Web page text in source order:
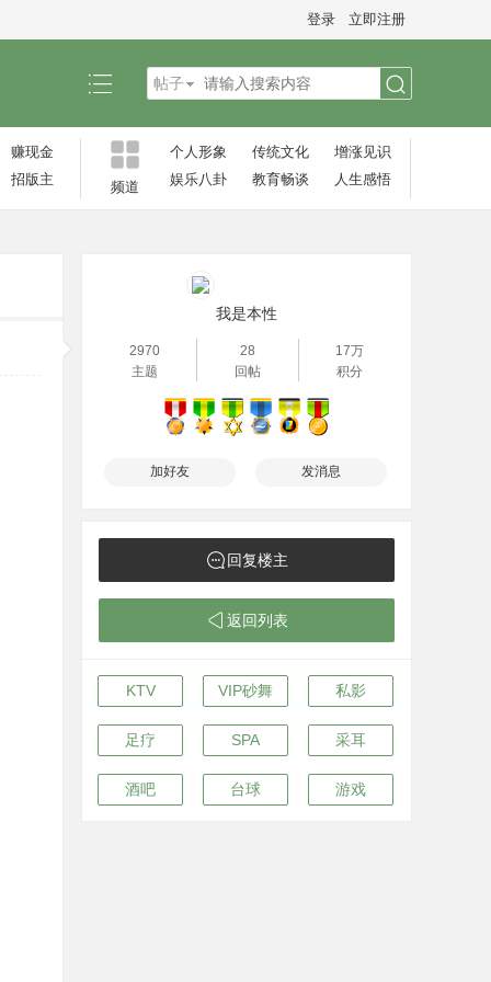
登录 立即注册
帖子
赚现金
招版主 频道
个人形象 传统文化
增涨见识‌
娱乐八卦
教育畅谈 人生感悟
我是本性
2970
主题
28
回帖
17万
积分
加好友 发消息
回复楼主
返回列表
KTV VIP砂舞 私影
足疗 SPA 采耳
酒吧 台球 游戏